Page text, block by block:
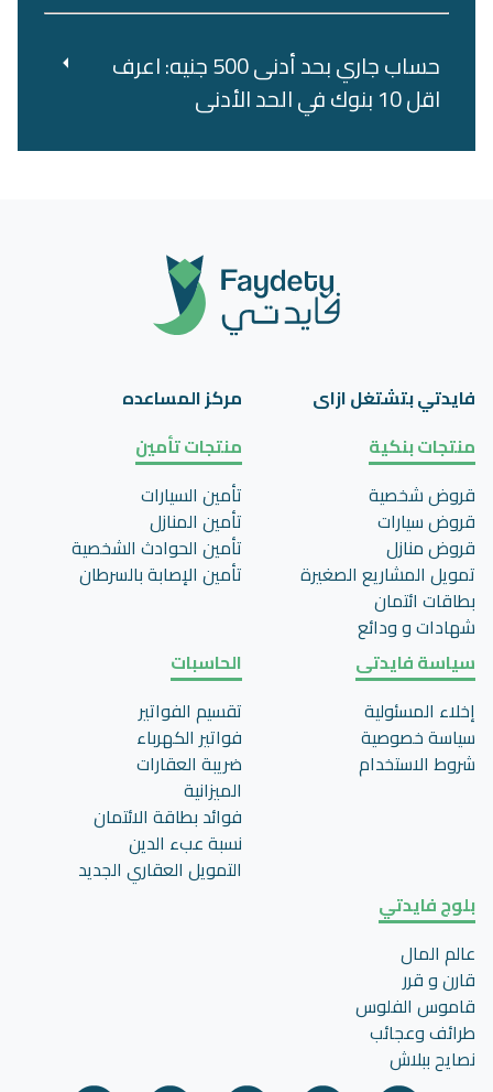
حساب جاري بحد أدنى 500 جنيه: اعرف
اقل 10 بنوك في الحد الأدنى
فايدتي بتشتغل ازاى
مركز المساعده
منتجات بنكية
قروض شخصية
قروض سيارات
قروض منازل
تمويل المشاريع الصغيرة
بطاقات ائتمان
شهادات و ودائع
منتجات تأمين
تأمين السيارات
تأمين المنازل
تأمين الحوادث الشخصية
تأمين اﻹصابة بالسرطان
سياسة فايدتى
إخلاء المسئولية
سياسة خصوصية
شروط الاستخدام
الحاسبات
تقسيم الفواتير
فواتير الكهرباء
ضريبة العقارات
الميزانية
فوائد بطاقة الائتمان
نسبة عبء الدين
التمويل العقاري الجديد
بلوج فايدتي
عالم المال
قارن و قرر
قاموس الفلوس
طرائف وعجائب
نصايح ببلاش